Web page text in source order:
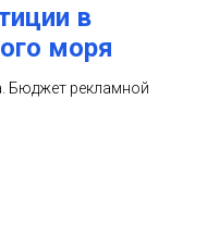
в
моря
Бюджет рекламной